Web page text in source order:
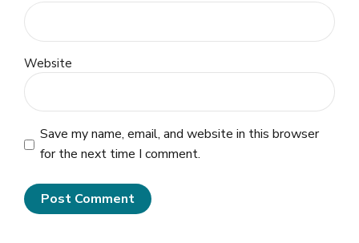
Website
Save my name, email, and website in this browser
for the next time I comment.
Post Comment